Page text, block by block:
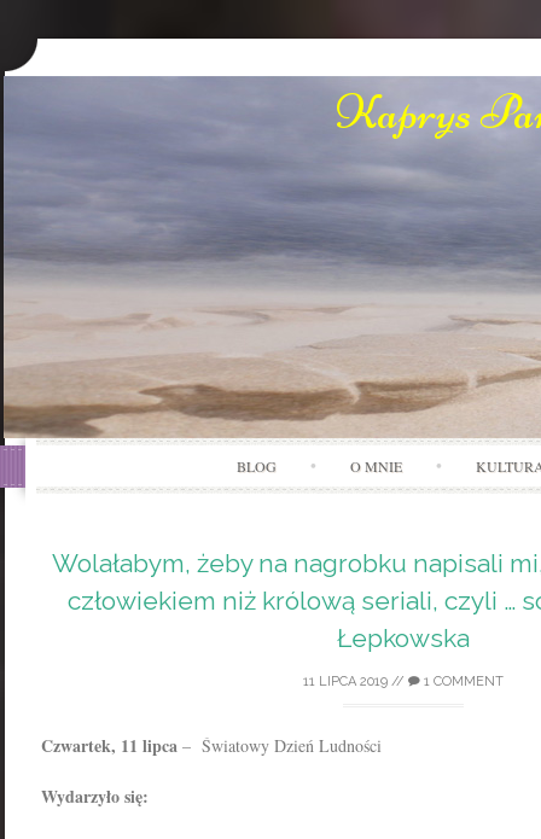
Kaprys
BLOG O MNIE
Wolałabym, żeby na nagrobku napisali
człowiekiem niż królową seriali, czyli …
Łepkowska
11 LIPCA 2019 // 1 COMMENT
Czwartek, 11 lipca – Światowy Dzień Ludności
Wydarzyło się: